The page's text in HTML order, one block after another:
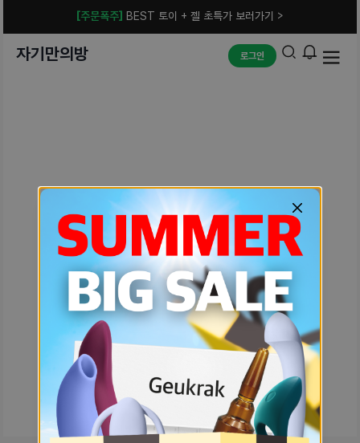
[주문폭주] BEST 토이 + 젤 초특가 보러가기 >
자기만의방 로그인
예상치 못한 에러입니다.